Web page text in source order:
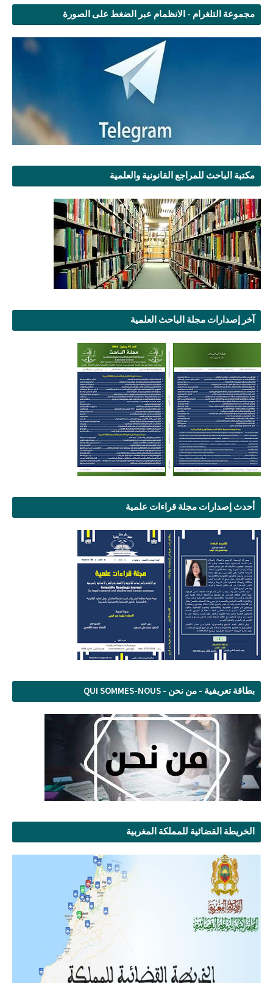
مجموعة التلغرام - الانظمام عبر الضغط على الصورة
مكتبة الباحث للمراجع القانونية والعلمية
آخر إصدارات مجلة الباحث العلمية
أحدث إصدارات مجلة قراءات علمية
بطاقة تعريفية - من نحن - QUI SOMMES-NOUS
الخريطة القضائية للمملكة المغربية